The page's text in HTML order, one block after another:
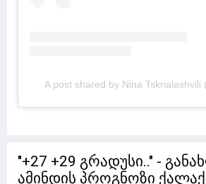
A post shared by Nina Tskrialashvili
"+27 +29 გრადუსი.." -
ამინდის პროგნოზი